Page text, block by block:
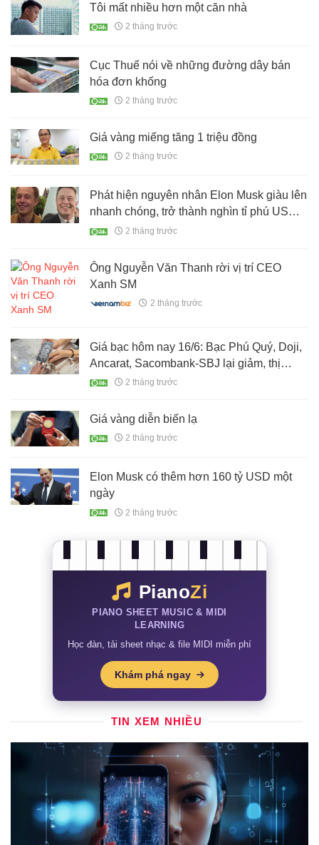
Tôi mất nhiều hơn một căn nhà
2 tháng trước
Cục Thuế nói về những đường dây bán
hóa đơn khống
2 tháng trước
Giá vàng miếng tăng 1 triệu đồng
2 tháng trước
Phát hiện nguyên nhân Elon Musk giàu lên
nhanh chóng, trở thành nghìn tỉ phú USD
đầu tiên trên thế giới
2 tháng trước
Ông Nguyễn Văn Thanh rời vị trí CEO
Xanh SM
2 tháng trước
Giá bạc hôm nay 16/6: Bạc Phú Quý, Doji,
Ancarat, Sacombank-SBJ lại giảm, thị
trường khó nắm bắt
2 tháng trước
Giá vàng diễn biến lạ
2 tháng trước
Elon Musk có thêm hơn 160 tỷ USD một
ngày
2 tháng trước
PianoZi
PIANO SHEET MUSIC & MIDI
LEARNING
Học đàn, tải sheet nhạc & file MIDI miễn phí
Khám phá ngay
TIN XEM NHIỀU